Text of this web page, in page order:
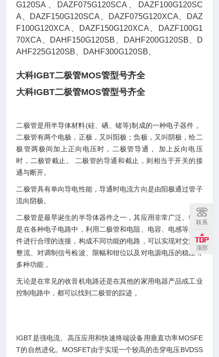
G120SA、DAZF075G120SCA、DAZF100G120SC
A、DAZF150G120SCA、DAZF075G120XCA、DAZ
F100G120XCA、DAZF150G120XCA、DAZF100G1
70XCA、DAHF150G120SB、DAHF200G120SB、D
AHF225G120SB、DAHF300G120SB、
大科IGBT二极管MOS管型号齐全
大科IGBT二极管MOS管型号齐全
二极管是用半导体材料(硅、硒、锗等)制成的一种电子器件 。
二极管有两个电极，正极，又叫阳极；负极，又叫阴极，给二
极管两极间加上正向电压时，二极管导通， 加上反向电压
时，二极管截止。 二极管的导通和截止，则相当于开关的接
通与断开。
二极管具有单向导电性能，导通时电流方向是由阳极通过管子
流向阴极。
二极管是最早诞生的半导体器件之一，其应用非常广泛。特别
是在各种电子电路中，利用二极管和电阻、电容、电感等元器
件进行合理的连接，构成不同功能的电路，可以实现对交流电
整流、对调制信号检波、限幅和钳位以及对电源电压的稳压等
多种功能 。
无论是在常见的收音机电路还是在其他的家用电器产品或工业
控制电路中，都可以找到二极管的踪迹 。
IGBT是强电流、高压应用和快速终端设备用垂直功率MOSFE
T的自然进化。MOSFET由于实现一个较高的击穿电压BVDSS
联系
顶部